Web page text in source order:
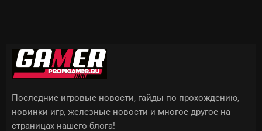
Последние игровые новости, гайды по прохождению,
новинки игр, железные новости и многое другое на
страницах нашего блога!